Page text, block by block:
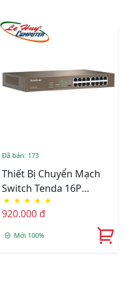
Đã bán: 173
Thiết Bị Chuyển Mạch
Switch Tenda 16P
10/100/1000 TEG1016D
★ ★ ★ ★ ★
920.000 đ
Mới 100%